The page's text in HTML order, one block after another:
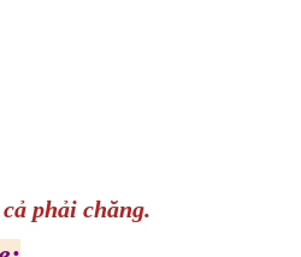
phải chăng.